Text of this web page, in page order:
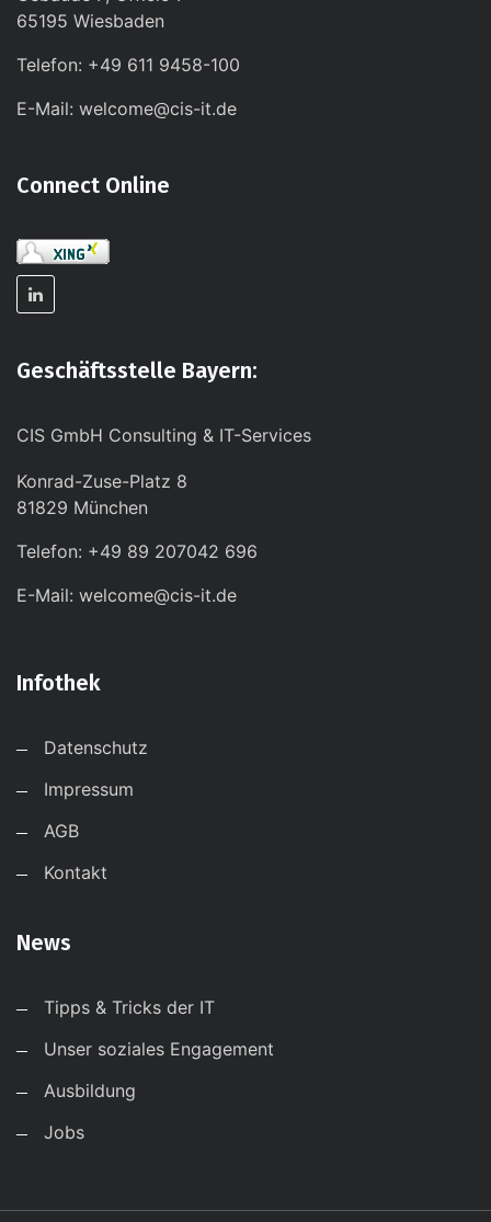
65195 Wiesbaden
Telefon: +49 611 9458-100
E-Mail: welcome@cis-it.de
Connect Online
Geschäftsstelle Bayern:
CIS GmbH Consulting & IT-Services
Konrad-Zuse-Platz 8
81829 München
Telefon: +49 89 207042 696
E-Mail: welcome@cis-it.de
Infothek
Datenschutz
Impressum
AGB
Kontakt
News
Tipps & Tricks der IT
Unser soziales Engagement
Ausbildung
Jobs